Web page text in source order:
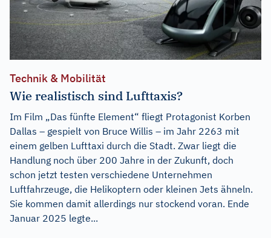
Technik & Mobilität
Wie realistisch sind Lufttaxis?
Im Film „Das fünfte Element“ fliegt Protagonist Korben
Dallas – gespielt von Bruce Willis – im Jahr 2263 mit
einem gelben Lufttaxi durch die Stadt. Zwar liegt die
Handlung noch über 200 Jahre in der Zukunft, doch
schon jetzt testen verschiedene Unternehmen
Luftfahrzeuge, die Helikoptern oder kleinen Jets ähneln.
Sie kommen damit allerdings nur stockend voran. Ende
Januar 2025 legte...